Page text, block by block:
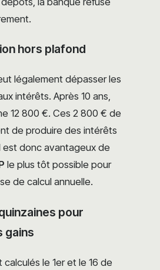
hors plafond
légalement dépasser les
intérêts. Après 10 ans,
12 800 €. Ces 2 800 € de
de produire des intérêts
est donc avantageux de
le plus tôt possible pour
de calcul annuelle.
pour
gains
le 1er et le 16 de